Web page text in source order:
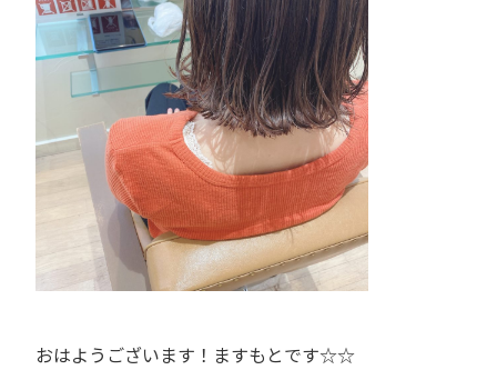
おはようございます！ますもとです☆☆